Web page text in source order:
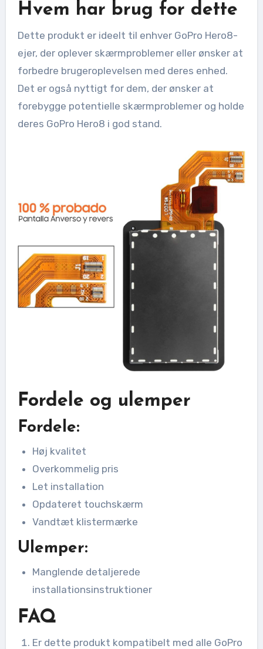
Hvem har brug for dette
Dette produkt er ideelt til enhver GoPro Hero8-
ejer, der oplever skærmproblemer eller ønsker at
forbedre brugeroplevelsen med deres enhed.
Det er også nyttigt for dem, der ønsker at
forebygge potentielle skærmproblemer og holde
deres GoPro Hero8 i god stand.
Fordele og ulemper
Fordele:
Høj kvalitet
Overkommelig pris
Let installation
Opdateret touchskærm
Vandtæt klistermærke
Ulemper:
Manglende detaljerede
installationsinstruktioner
FAQ
Er dette produkt kompatibelt med alle GoPro